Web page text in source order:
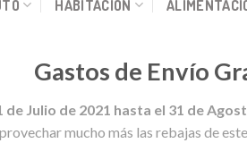
HABITACIÓN
Gastos de Envío
Julio de 2021 hasta el 31 de
mucho más las rebajas de